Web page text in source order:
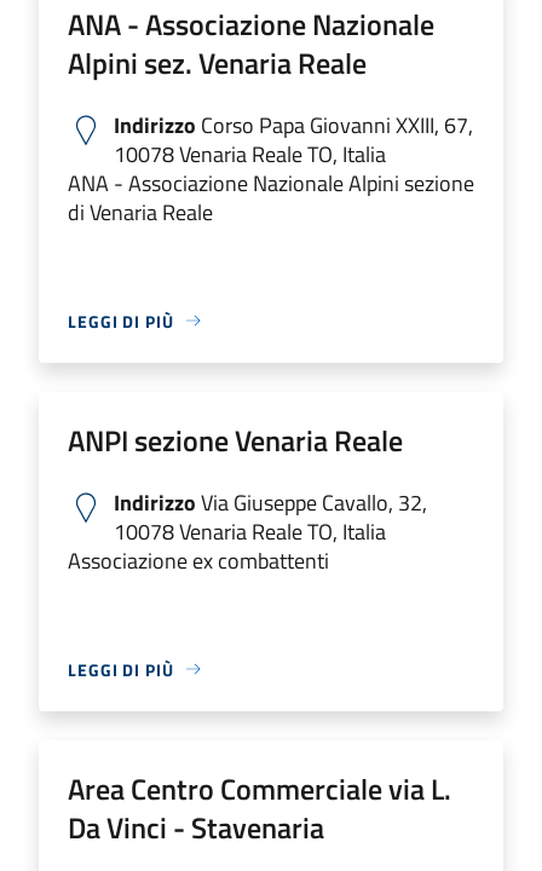
ANA - Associazione Nazionale
Alpini sez. Venaria Reale
Indirizzo Corso Papa Giovanni XXIII, 67,
10078 Venaria Reale TO, Italia
ANA - Associazione Nazionale Alpini sezione
di Venaria Reale
LEGGI DI PIÙ
ANPI sezione Venaria Reale
IndirizzoVia Giuseppe Cavallo, 32,
10078 Venaria Reale TO, Italia
Associazione ex combattenti
LEGGI DI PIÙ
Area Centro Commerciale via L.
Da Vinci - Stavenaria